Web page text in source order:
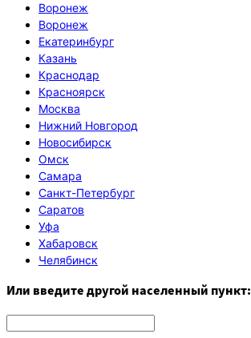
Воронеж
Воронеж
Екатеринбург
Казань
Краснодар
Красноярск
Москва
Нижний Новгород
Новосибирск
Омск
Самара
Санкт-Петербург
Саратов
Уфа
Хабаровск
Челябинск
Или введите другой населенный пункт: